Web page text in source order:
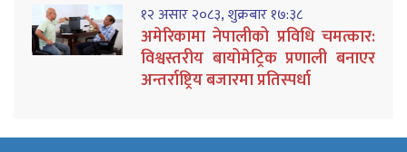
१२ असार २०८३, शुक्रबार १७:३८
अमेरिकामा नेपालीको प्रविधि चमत्कार:
विश्वस्तरीय बायोमेट्रिक प्रणाली बनाएर
अन्तर्राष्ट्रिय बजारमा प्रतिस्पर्धा